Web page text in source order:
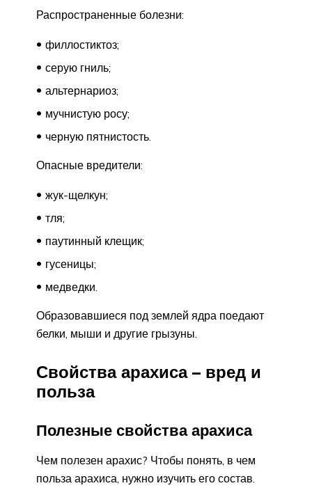
Распространенные болезни:
филлостиктоз;
серую гниль;
альтернариоз;
мучнистую росу;
черную пятнистость.
Опасные вредители:
жук-щелкун;
тля;
паутинный клещик;
гусеницы;
медведки.
Образовавшиеся под землей ядра поедают
белки, мыши и другие грызуны.
Свойства арахиса – вред и
польза
Полезные свойства арахиса
Чем полезен арахис? Чтобы понять, в чем
польза арахиса, нужно изучить его состав.